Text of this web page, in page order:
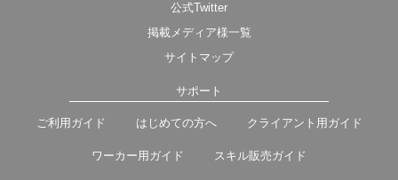
公式Twitter
掲載メディア様一覧
サイトマップ
サポート
ご利用ガイド はじめての方へ クライアント用ガイド
ワーカー用ガイド スキル販売ガイド